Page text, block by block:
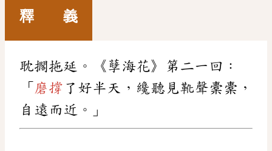
釋 義
耽擱拖延。《孽海花》第二一回：
「 磨撐 了好半天，纔聽見靴聲橐橐，
自遠而近。」